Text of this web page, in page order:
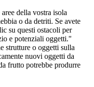
della vostra isola
o da detriti. Se avete
su questi ostacoli per
e potenziali oggetti."
strutture o oggetti sulla
nuovi oggetti da
frutto potrebbe produrre